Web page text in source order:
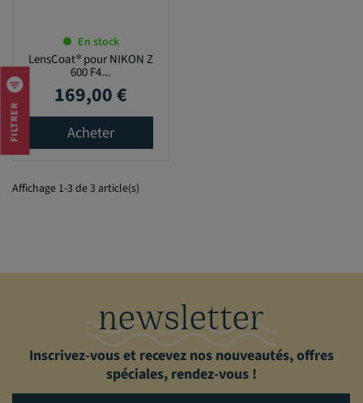
FILTRER
En stock
LensCoat® pour NIKON Z
600 F4...
Prix
169,00 €
Acheter
Affichage 1-3 de 3 article(s)
newsletter
Inscrivez-vous et recevez nos nouveautés, offres
spéciales, rendez-vous !